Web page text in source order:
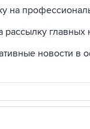
на
рассылку главных
новости в